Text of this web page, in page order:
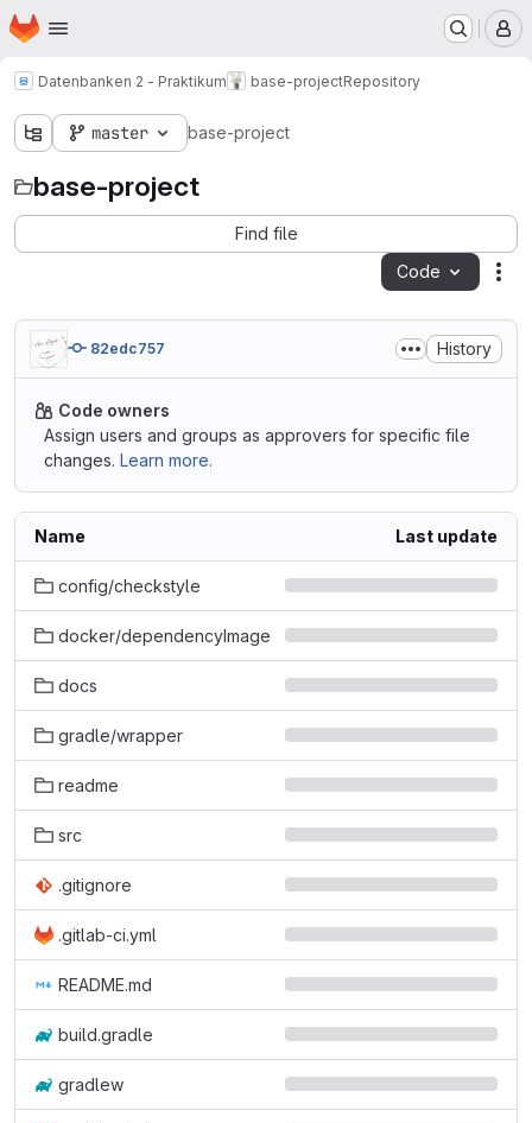
Skip to main content
Homepage
Datenbanken 2 - Praktikum base-projectRepository
master base-project
base-project
Find file
Code
82edc757 History
Code owners
Assign users and groups as approvers for specific file
changes. Learn more.
Name Last update
config/checkstyle
docker/dependencyImage
docs
gradle/wrapper
readme
src
.gitignore
.gitlab-ci.yml
README.md
build.gradle
gradlew